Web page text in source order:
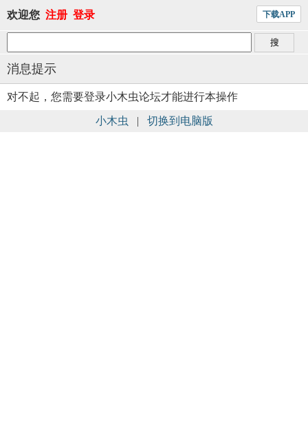
欢迎您 注册 登录 下载APP
消息提示
对不起，您需要登录小木虫论坛才能进行本操作
小木虫 | 切换到电脑版